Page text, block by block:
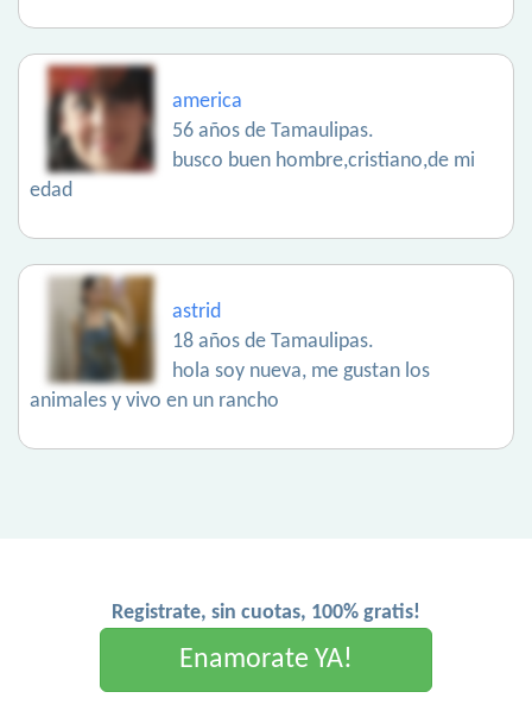
america
56 años de Tamaulipas.
busco buen hombre,cristiano,de mi
edad
astrid
18 años de Tamaulipas.
hola soy nueva, me gustan los
animales y vivo en un rancho
Registrate, sin cuotas, 100% gratis!
Enamorate YA!